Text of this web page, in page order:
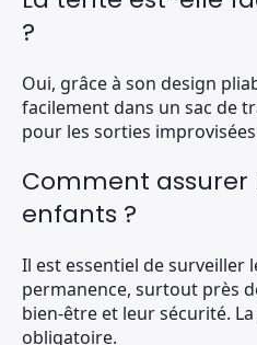
?
Oui, grâce à son design
facilement dans un sac de
pour les sorties
Comment assurer
enfants ?
Il est essentiel de surveiller
permanence, surtout près
bien-être et leur sécurité.
obligatoire.